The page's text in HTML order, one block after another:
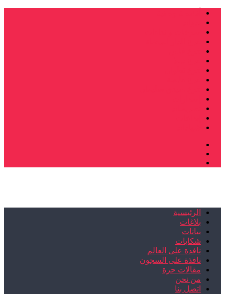
الرئيسية
بلاغات
بيانات
شكايات
نافذة على العالم
نافذة على السجون
مقالات حرة
من نحن
اتصل بنا